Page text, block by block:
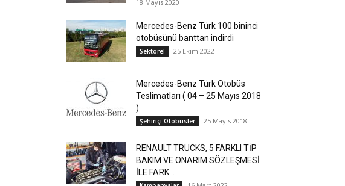
18 Mayıs 2020
Mercedes-Benz Türk 100 bininci
otobüsünü banttan indirdi
Sektörel 25 Ekim 2022
Mercedes-Benz Türk Otobüs
Teslimatları ( 04 – 25 Mayıs 2018
)
Şehiriçi Otobüsler 25 Mayıs 2018
RENAULT TRUCKS, 5 FARKLI TİP
BAKIM VE ONARIM SÖZLEŞMESİ
İLE FARK...